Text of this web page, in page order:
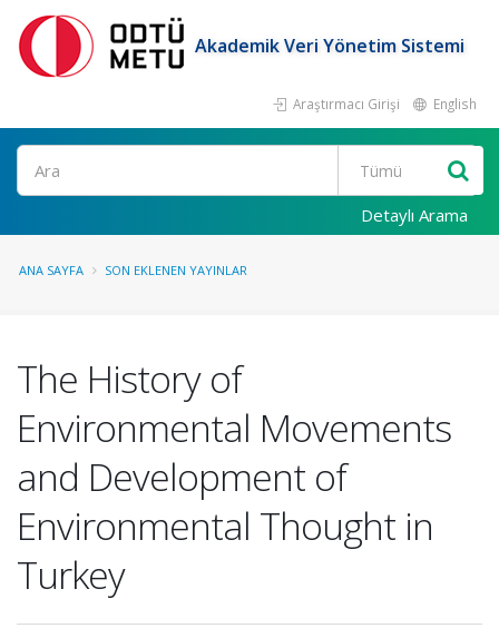
Akademik Veri Yönetim Sistemi
Araştırmacı Girişi English
Ara
Detaylı Arama
ANA SAYFA SON EKLENEN YAYINLAR
The History of
Environmental Movements
and Development of
Environmental Thought in
Turkey